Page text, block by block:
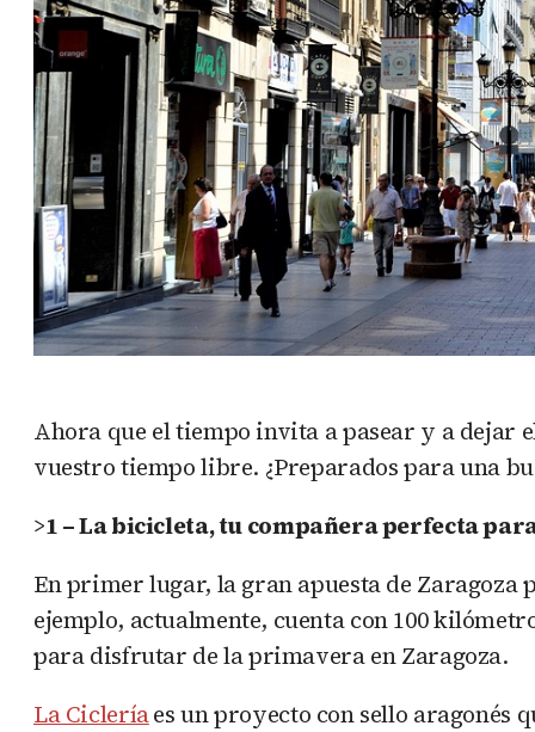
Ahora que el tiempo invita a pasear y a dejar
vuestro tiempo libre. ¿Preparados para una
>1 – La bicicleta, tu compañera perfecta
En primer lugar, la gran apuesta de
ejemplo, actualmente, cuenta con 100
para disfrutar de la primavera en Zaragoza.
La Cicleríaes un proyecto con sello aragonés